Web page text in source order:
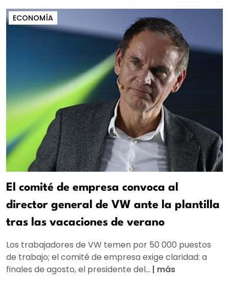
ECONOMÍA
El comité de empresa convoca al
director general de VW ante la plantilla
tras las vacaciones de verano
Los trabajadores de VW temen por 50 000 puestos
de trabajo; el comité de empresa exige claridad: a
finales de agosto, el presidente del... | más